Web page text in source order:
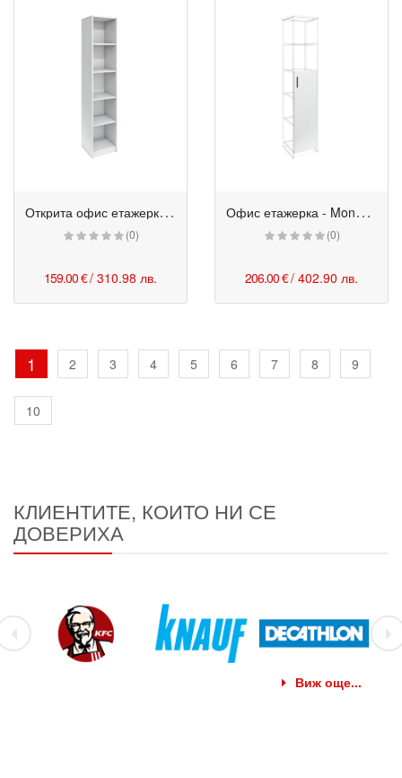
О
ткрита офис етажерка - Monaco 42/40/200h см бяла
(0)
159.00 €/ 310.98 лв.
О
фис етажерка - Monaco с 3/5 врата 42/40/200h см бяла
(0)
206.00 €/ 402.90 лв.
1 2 3 4 5 6 7 8 9
10
КЛИЕНТИТЕ, КОИТО НИ СЕ
ДОВЕРИХА
Виж още...